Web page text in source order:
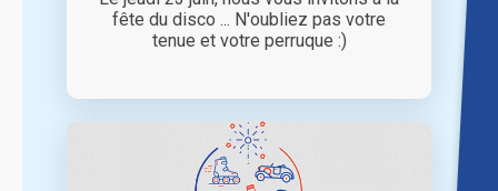
fête du disco ... N'oubliez pas votre
tenue et votre perruque :)